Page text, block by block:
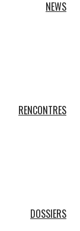
NEWS
RENCONTRES
DOSSIERS